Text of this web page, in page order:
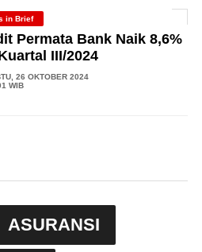
in Brief
Permata Bank Naik 8,6%
III/2024
26 OKTOBER 2024
WIB
ASURANSI